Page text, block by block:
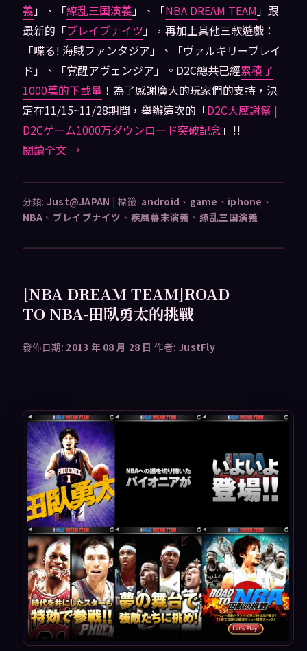
義」、「繚乱三国演義」、「NBA DREAM TEAM」跟
最新的「ブレイブナイツ」，再加上其他三款遊戲：
「喋る! 海賊ファンタジア」、「ヴァルキリーブレイ
ド」、「覚醒アヴェンジア」。D2C總共已經累積了
1000萬的下載量 ！為了感謝廣大的玩家們的支持，決
定在11/15~11/28期間，舉辦這次的「D2C大感謝祭 |
D2Cゲーム1000万ダウンロード突破記念」!!
閱讀全文→
分類: Just@JAPAN | 標籤: android 、 game 、 iphone 、
NBA 、 ブレイブナイツ 、 疾風幕末演義 、 繚乱三国演義
[NBA DREAM TEAM]ROAD
TO NBA-田臥勇太的挑戰
發佈日期: 2013 年 08 月 28 日 作者: JustFly